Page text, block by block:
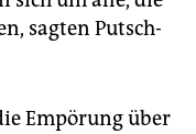
sagten Putsch-
Empörung über